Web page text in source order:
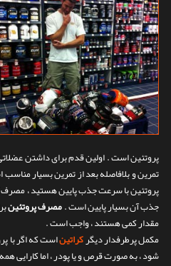
پروتئین است . اولین قدم برای داشتن
تمرین و بلافاصله بعد از تمرین بسیار
پروتئین با سرعت جذب پایین هستید ، مصرف
جذب آن بسیار پایین است .مصرف پروتئین
مقدار کمی هستند ، واجب است .
مکمل پرطرفدار دیگرکراتیناست که اگر با
شود ، به صورت قرص و یا پودر ، اما کارایی